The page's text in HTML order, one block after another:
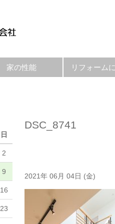
家の性能 リフォーム
日
2
9
16
23
DSC_8741
2021年 06月 04日 (金)